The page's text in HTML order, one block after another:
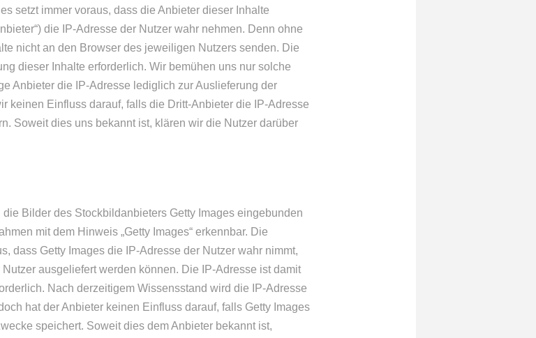
setzt immer voraus, dass die Anbieter dieser Inhalte
die IP-Adresse der Nutzer wahr nehmen. Denn ohne
nicht an den Browser des jeweiligen Nutzers senden. Die
dieser Inhalte erforderlich. Wir bemühen uns nur solche
Anbieter die IP-Adresse lediglich zur Auslieferung der
keinen Einfluss darauf, falls die Dritt-Anbieter die IP-Adresse
Soweit dies uns bekannt ist, klären wir die Nutzer darüber
Bilder des Stockbildanbieters Getty Images eingebunden
mit dem Hinweis „Getty Images“ erkennbar. Die
dass Getty Images die IP-Adresse der Nutzer wahr nimmt,
ausgeliefert werden können. Die IP-Adresse ist damit
Nach derzeitigem Wissensstand wird die IP-Adresse
hat der Anbieter keinen Einfluss darauf, falls Getty Images
speichert. Soweit dies dem Anbieter bekannt ist,